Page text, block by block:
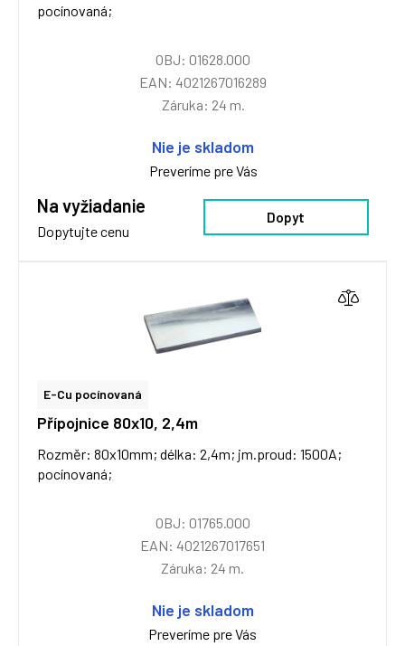
pocínovaná;
OBJ: 01628.000
EAN: 4021267016289
Záruka: 24 m.
Nie je skladom
Preveríme pre Vás
Na vyžiadanie
Dopytujte cenu
Dopyt
E-Cu pocínovaná
Přípojnice 80x10, 2,4m
Rozměr: 80x10mm; délka: 2,4m; jm.proud: 1500A;
pocínovaná;
OBJ: 01765.000
EAN: 4021267017651
Záruka: 24 m.
Nie je skladom
Preveríme pre Vás